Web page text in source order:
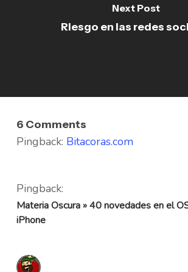
Next Post
Riesgo en las redes
6 Comments
Pingback: Bitacoras.com
Pingback:
Materia Oscura » 40 novedades en el
iPhone